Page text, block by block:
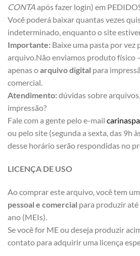
CONTAapós fazer login) em
Você poderá baixar quantas vezes
indeterminado, enquanto o site
Importante: Baixe uma pasta por vez
arquivo.Não enviamos produto físico
apenas oarquivo digital para
comercial.
Atendimento:dúvidas sobre
impressão?
Fale com a gente pelo e-mail
ou pelo site (segunda a sexta, das 9h
desse horário serão respondidas no
LICENÇA DE USO
Ao comprar este arquivo, você tem
pessoal e comercial para produzir
ano (MEIs).
Se você for ME ou deseja produzir
contato para adquirir uma licença